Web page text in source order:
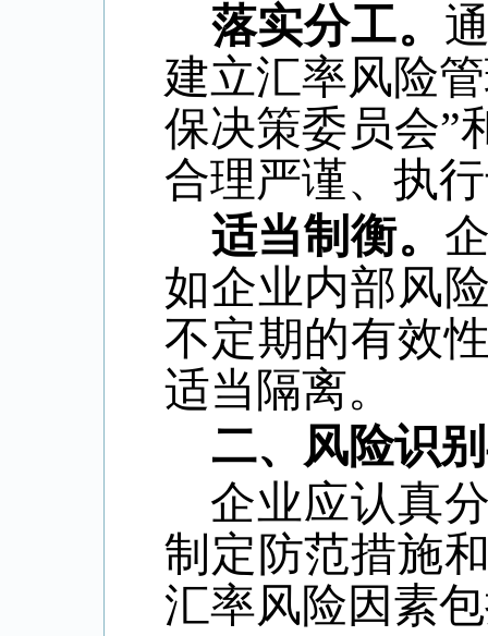
落实分工。
建立汇率风险
保决策委员会”
合理严谨、执
适当制衡。
如企业内部风
不定期的有效
适当隔离。
二、风险识
企业应认真
制定防范措施
汇率风险因素